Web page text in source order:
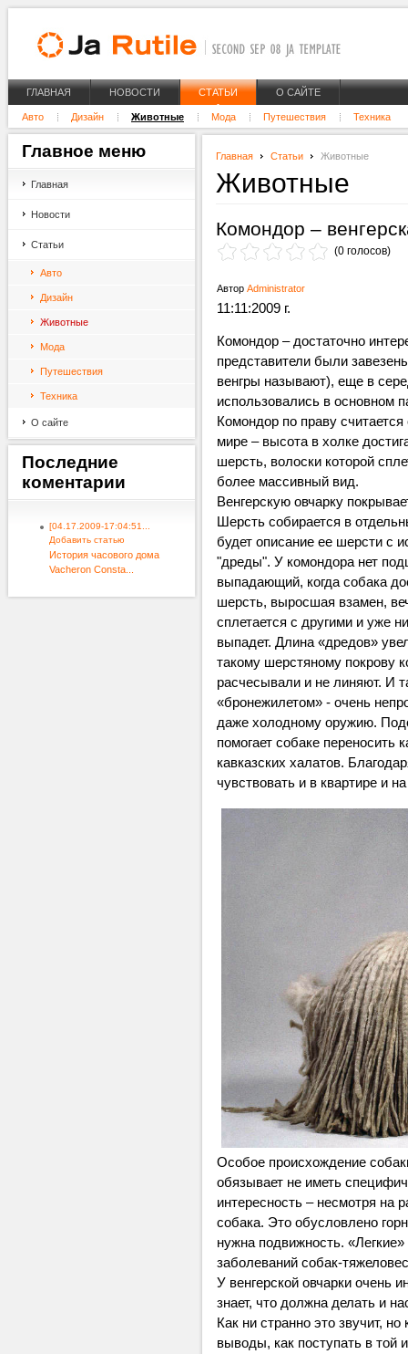
ГЛАВНАЯ НОВОСТИ СТАТЬИ О САЙТЕ
Авто Дизайн Животные Мода Путешествия Техника
Главная Статьи Животные
Животные
Комондор –
(0 голосов)
Автор Administrator
11:11:2009 г.
Комондор – достаточно
представители были
венгры называют), еще в
иcпользовались в основном
Комондор по праву
мире – высота в холке
шерсть, волоски которой
более массивный вид.
Венгерскую овчарку
Шерсть собирается в
будет описание ее шерсти с
"дреды". У комондора нет
выпадающий, когда собака
шерсть, выросшая взамен,
сплетается с другими и уже
выпадет. Длина «дредов»
такому шерстяному покрову
расчесывали и не линяют. И
«бронежилетом» - очень
даже холодному оружию.
помогает собаке переносить
кавказских халатов.
чувствовать и в квартире и
Особое происхождение
обязывает не иметь
интересность – несмотря на
собака. Это обусловлено
нужна подвижность.
заболеваний собак-
У венгерской овчарки очень
знает, что должна делать и
Как ни странно это звучит,
выводы, как поступать в той
Главное меню
Главная
Новости
Статьи
Авто
Дизайн
Животные
Мода
Путешествия
Техника
О сайте
Последние
коментарии
[04.17.2009-17:04:51...
Добавить статью
История часового дома
Vacheron Consta...